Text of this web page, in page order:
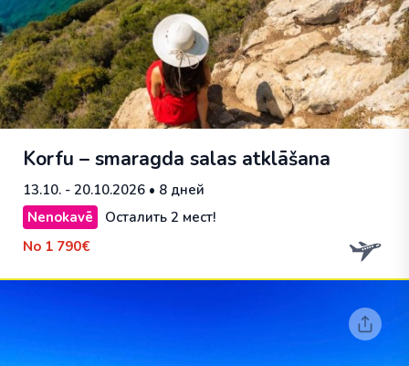
Korfu – smaragda salas atklāšana
13.10. - 20.10.2026 • 8 дней
Nenokavē
Осталить 2 мест!
No 1 790€